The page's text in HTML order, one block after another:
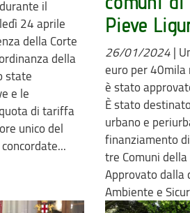
il
24 aprile
della Corte
della
state
e le
di tariffa
unico del
Pieve
26/01/2024 |
euro per 40mila
è stato
È stato
urbano e
finanziamento
tre Comuni
Approvato dalla
Ambiente e